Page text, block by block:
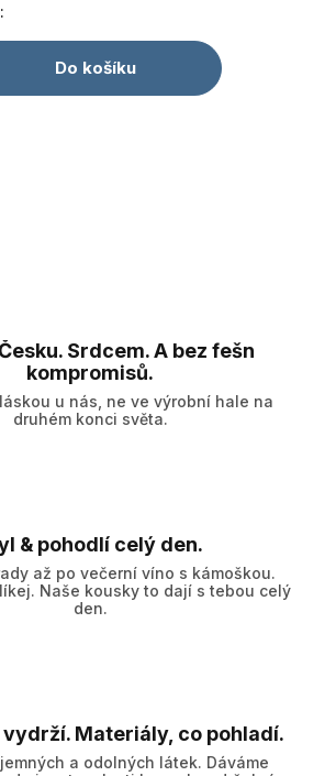
Do košíku
Srdcem. A bez fešn
kompromisů.
u nás, ne ve výrobní hale na
druhém konci světa.
& pohodlí celý den.
až po večerní víno s kámoškou.
Naše kousky to dají s tebou celý
den.
Materiály, co pohladí.
a odolných látek. Dáváme